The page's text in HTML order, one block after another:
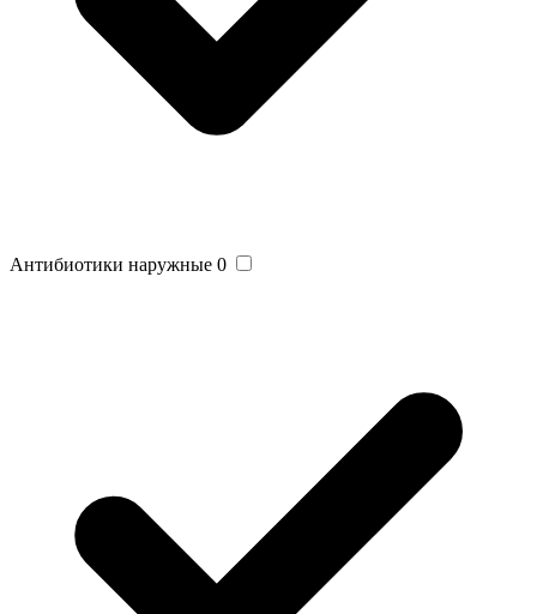
Антибиотики наружные 0